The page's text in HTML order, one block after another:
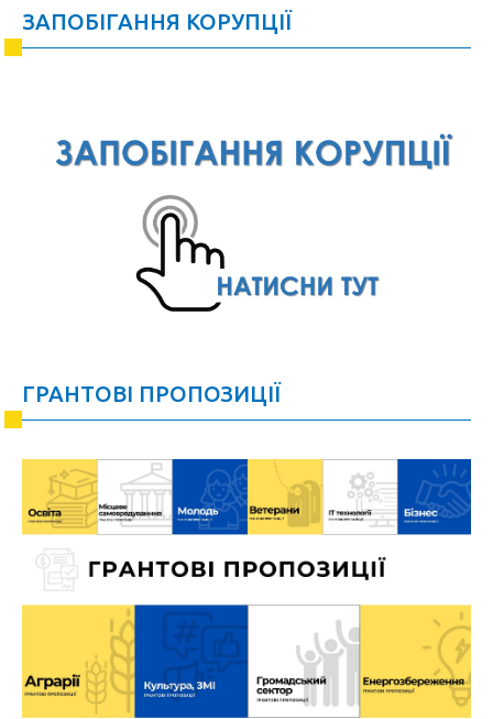
ЗАПОБІГАННЯ КОРУПЦІЇ
ГРАНТОВІ ПРОПОЗИЦІЇ